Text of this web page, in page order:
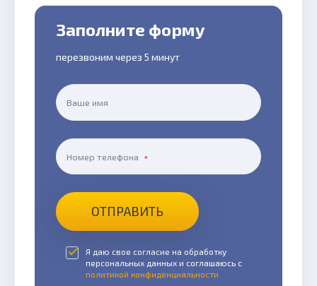
Заполните форму
перезвоним через 5 минут
Ваше имя
Номер телефона
ОТПРАВИТЬ
Я даю свое согласие на обработку
персональных данных и соглашаюсь с
политикой конфиденциальности